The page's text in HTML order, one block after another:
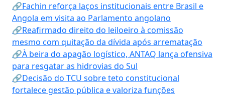
🔗Fachin reforça laços institucionais entre Brasil e
Angola em visita ao Parlamento angolano
🔗Reafirmado direito do leiloeiro à comissão
mesmo com quitação da dívida após arrematação
🔗À beira do apagão logístico, ANTAQ lança ofensiva
para resgatar as hidrovias do Sul
🔗Decisão do TCU sobre teto constitucional
fortalece gestão pública e valoriza funções